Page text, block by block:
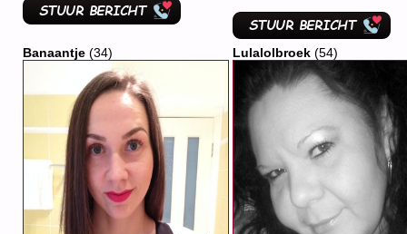
Banaantje (34) Lulalolbroek (54)